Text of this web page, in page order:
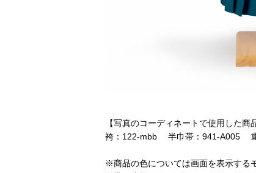
【写真のコーディネートで使用した商
袴：122-mbb 半巾帯：941-A005
※商品の色については画面を表示する